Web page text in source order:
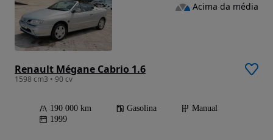
Renault Mégane Cabrio 1.6
1598 cm3 • 90 cv
190 000 km Gasolina
Manual
1999
Acima da média